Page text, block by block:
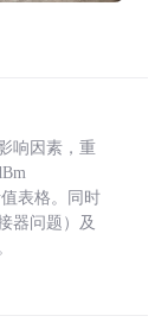
响因素，重
表格。同时
器问题）及